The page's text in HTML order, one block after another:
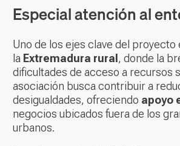
Especial atención al
Uno de los ejes clave del proyecto
la Extremadura rural , donde la
dificultades de acceso a recursos
asociación busca contribuir a
desigualdades, ofreciendo apoyo
negocios ubicados fuera de los
urbanos.